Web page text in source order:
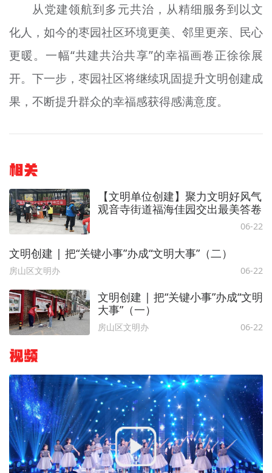
从党建领航到多元共治，从精细服务到以文
化人，如今的枣园社区环境更美、邻里更亲、民心
更暖。一幅“共建共治共享”的幸福画卷正徐徐展
开。下一步，枣园社区将继续巩固提升文明创建成
果，不断提升群众的幸福感获得感满意度。
相关
【文明单位创建】聚力文明好风气
观音寺街道福海佳园交出最美答卷
06-22
文明创建 | 把“关键小事”办成“文明大事”（二）
房山区文明办 06-22
文明创建 | 把“关键小事”办成“文明
大事”（一）
房山区文明办 06-22
视频